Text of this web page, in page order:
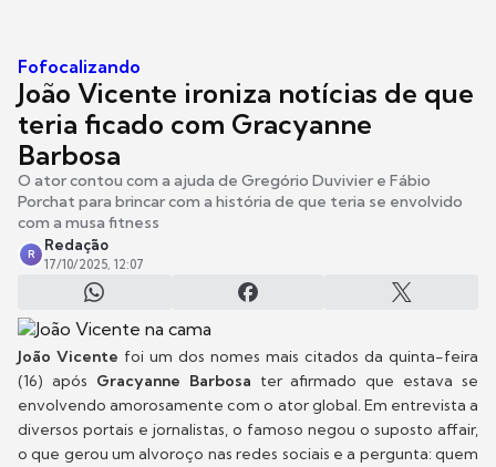
Fofocalizando
João Vicente ironiza notícias de que
teria ficado com Gracyanne
Barbosa
O ator contou com a ajuda de Gregório Duvivier e Fábio
Porchat para brincar com a história de que teria se envolvido
com a musa fitness
R
Redação
17/10/2025, 12:07
João Vicente foi um dos nomes mais citados da quinta-feira
(16) após Gracyanne Barbosa ter afirmado que estava se
envolvendo amorosamente com o ator global. Em entrevista a
diversos portais e jornalistas, o famoso negou o suposto affair,
o que gerou um alvoroço nas redes sociais e a pergunta: quem